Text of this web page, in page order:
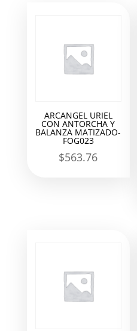
ARCANGEL URIEL
CON ANTORCHA Y
BALANZA MATIZADO-
FOG023
$563.76